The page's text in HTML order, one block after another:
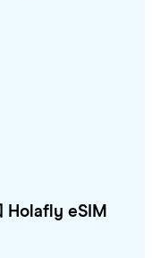
Holafly eSIM